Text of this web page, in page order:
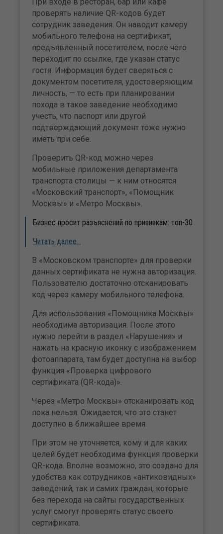
проверять наличие QR-кодов будет
сотрудник заведения. Он наводит камеру
мобильного телефона на сертификат,
предъявленный посетителем, после чего
переходит по ссылке, где указан статус
гостя. Информация будет сверяться с
документом посетителя, удостоверяющим
личность, — то есть при планировании
похода в такое заведение необходимо
учесть, что паспорт или другой
подтверждающий документ тоже нужно
иметь при себе.
Проверить QR-код можно через
мобильные приложения департамента
транспорта столицы — к ним относятся
«Московский транспорт», «Помощник
Москвы» и «Метро Москвы».
Бизнес просит разъяснений по прививкам: топ-30
Читать далее…
В «Московском транспорте» для проверки
данных сертификата не нужна авторизация.
Пользователю достаточно отсканировать
код через камеру мобильного телефона.
Для использования «Помощника Москвы»
необходима авторизация. После этого
нужно перейти в раздел «Нарушения» и
нажать на красную иконку с изображением
фотоаппарата, там будет доступна на выбор
функция «Проверка цифрового
сертификата (QR-кода)».
Через «Метро Москвы» отсканировать код
пока нельзя. Ожидается, что это станет
доступно в ближайшее время.
При этом не уточняется, кому и для каких
целей будет необходима функция проверки
QR-кода. Вполне возможно, это создано для
удобства как сотрудников «антиковидных»
заведений, так и самих граждан, которые
без перехода на сайты государственных
услуг смогут проверять статус своего
сертификата.